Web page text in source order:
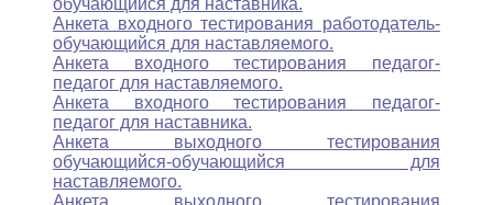
обучающийся для наставника.
Анкета входного тестирования работодатель-
обучающийся для наставляемого.
Анкета входного тестирования педагог-
педагог для наставляемого.
Анкета входного тестирования педагог-
педагог для наставника.
Анкета выходного тестирования
обучающийся-обучающийся для
наставляемого.
Анкета выходного тестирования